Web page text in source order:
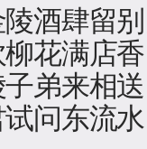
陵酒肆留别
柳花满店
弟来相
问东流